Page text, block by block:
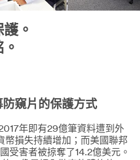
。
窺片的保護方式
年即有29億筆資料遭到外
幣損失持續增加；而美國聯邦
受害者被掠奪了14.2億美元。